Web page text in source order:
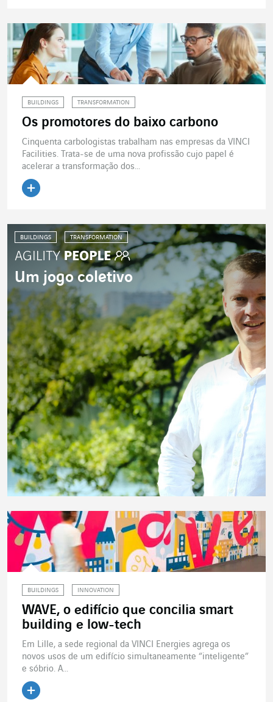
BUILDINGS TRANSFORMATION
Os promotores do baixo carbono
Cinquenta carbologistas trabalham nas empresas da VINCI
Facilities. Trata-se de uma nova profissão cujo papel é
acelerar a transformação dos...
BUILDINGS TRANSFORMATION
Um jogo coletivo
BUILDINGS INNOVATION
WAVE, o edifício que concilia smart
building e low-tech
Em Lille, a sede regional da VINCI Energies agrega os
novos usos de um edifício simultaneamente “inteligente”
e sóbrio. A...